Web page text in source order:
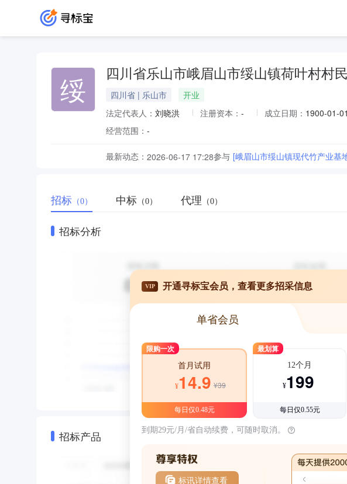
绥 四川省乐山市峨眉山市绥山镇荷叶村村
四川省 | 乐山市
开业
法定代表人： 刘晓洪 注册资本： - 成立日期： 1900-01-01
经营范围： -
最新动态： 2026-06-17 17:28参与 [峨眉山市绥山镇现代竹产业基
招标 （0） 中标 （0） 代理 （0）
招标分析
招标产品
VIP 开通寻标宝会员，查看更多招采信息
单省会员
限购一次
首月试用
¥14.9 ¥39
每日仅0.48元
最划算
12个月
¥199
每日仅0.55元
到期29元/月/省自动续费，可随时取消。
标讯详情查看